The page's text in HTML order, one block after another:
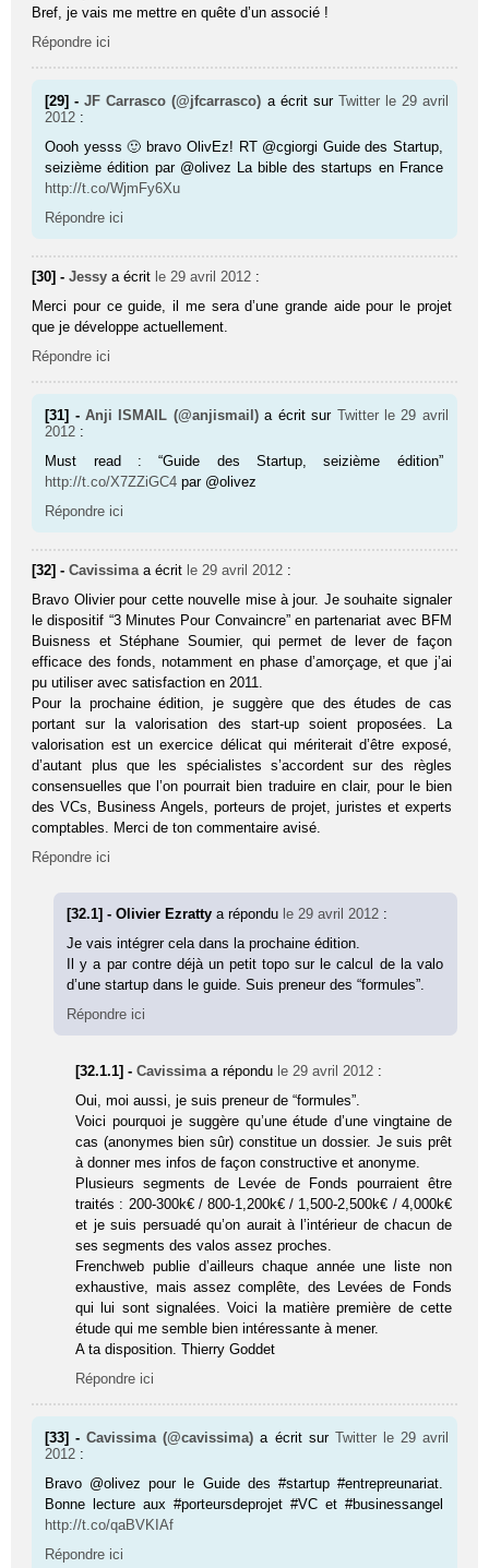
Bref, je vais me mettre en quête d’un associé !
Répondre ici
[29] -JF Carrasco (@jfcarrasco) a écrit sur Twitter le 29 avril
2012 :
Oooh yesss 🙂 bravo OlivEz! RT @cgiorgi Guide des Startup,
seizième édition par @olivez La bible des startups en France
http://t.co/WjmFy6Xu
Répondre ici
[30] -Jessy a écrit le 29 avril 2012 :
Merci pour ce guide, il me sera d’une grande aide pour le projet
que je développe actuellement.
Répondre ici
[31] -Anji ISMAIL (@anjismail) a écrit sur Twitter le 29 avril
2012 :
Must read : “Guide des Startup, seizième édition”
http://t.co/X7ZZiGC4 par @olivez
Répondre ici
[32] -Cavissima a écrit le 29 avril 2012 :
Bravo Olivier pour cette nouvelle mise à jour. Je souhaite signaler
le dispositif “3 Minutes Pour Convaincre” en partenariat avec BFM
Buisness et Stéphane Soumier, qui permet de lever de façon
efficace des fonds, notamment en phase d’amorçage, et que j’ai
pu utiliser avec satisfaction en 2011.
Pour la prochaine édition, je suggère que des études de cas
portant sur la valorisation des start-up soient proposées. La
valorisation est un exercice délicat qui mériterait d’être exposé,
d’autant plus que les spécialistes s’accordent sur des règles
consensuelles que l’on pourrait bien traduire en clair, pour le bien
des VCs, Business Angels, porteurs de projet, juristes et experts
comptables. Merci de ton commentaire avisé.
Répondre ici
[32.1] - Olivier Ezrattya répondu le 29 avril 2012 :
Je vais intégrer cela dans la prochaine édition.
Il y a par contre déjà un petit topo sur le calcul de la valo
d’une startup dans le guide. Suis preneur des “formules”.
Répondre ici
[32.1.1] -Cavissima a répondu le 29 avril 2012 :
Oui, moi aussi, je suis preneur de “formules”.
Voici pourquoi je suggère qu’une étude d’une vingtaine de
cas (anonymes bien sûr) constitue un dossier. Je suis prêt
à donner mes infos de façon constructive et anonyme.
Plusieurs segments de Levée de Fonds pourraient être
traités : 200-300k€ / 800-1,200k€ / 1,500-2,500k€ / 4,000k€
et je suis persuadé qu’on aurait à l’intérieur de chacun de
ses segments des valos assez proches.
Frenchweb publie d’ailleurs chaque année une liste non
exhaustive, mais assez complête, des Levées de Fonds
qui lui sont signalées. Voici la matière première de cette
étude qui me semble bien intéressante à mener.
A ta disposition. Thierry Goddet
Répondre ici
[33] -Cavissima (@cavissima) a écrit sur Twitter
le 29 avril
2012 :
Bravo @olivez pour le Guide des #star­tup #entrepreunariat.
Bonne lecture aux #porteursdeprojet #VC et #businessangel
http://t.co/qaBVKIAf
Répondre ici